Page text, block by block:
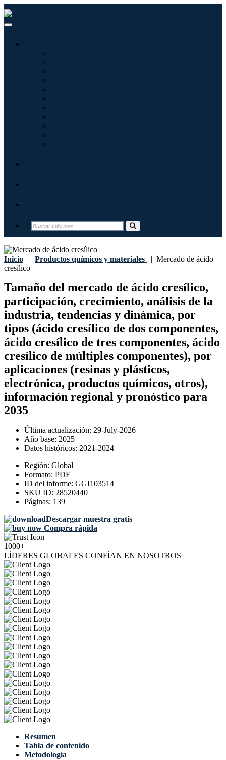
Inicio | Productos químicos y materiales | Mercado de ácido
cresílico
Tamaño del mercado de ácido cresílico,
participación, crecimiento, análisis de la
industria, tendencias y dinámica, por
tipos (ácido cresílico de dos componentes,
ácido cresílico de tres componentes, ácido
cresílico de múltiples componentes), por
aplicaciones (resinas y plásticos,
electrónica, productos químicos, otros),
información regional y pronóstico para
2035
Última actualización: 29-July-2026
Año base: 2025
Datos históricos: 2021-2024
Región: Global
Formato: PDF
ID del informe: GGI103514
SKU ID: 28520440
Páginas: 139
Descargar muestra gratis
Compra rápida
1000+
LÍDERES GLOBALES CONFÍAN EN NOSOTROS
Resumen
Tabla de contenido
Metodología